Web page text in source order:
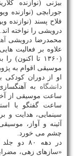
بیژنی (نوازنده
جورابچی (نوازنده
فلاح پسند (نوازنده
درویشی را نواخته اند.
محمدرضا درویشی
علاوه بر فعالیت
(۱۳۶۰ تا
موسیقی اقوام به
او از دوران كودكی
دانشگاه به
ساعت موسیقی از
ساعت گفتگو با
سینمایی، هدایت و
آئینه و آواز،
چشم می خورد.
در دهه
«سازهای زهی،